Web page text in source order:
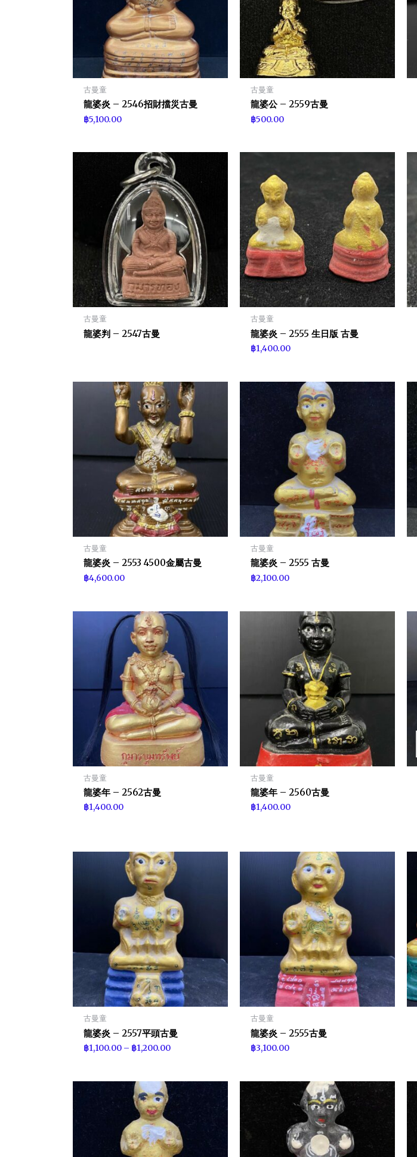
古曼童
龍婆炎 – 2546招財擋災古曼
฿5,100.00
古曼童
龍婆公 – 2559古曼
฿500.00
古曼童
龍婆判 – 2547古曼
古曼童
龍婆炎 – 2555 生日版 古曼
฿1,400.00
古曼童
龍婆炎 – 2553 4500金屬古曼
฿4,600.00
古曼童
龍婆炎 – 2555 古曼
฿2,100.00
古曼童
龍婆年 – 2562古曼
฿1,400.00
古曼童
龍婆年 – 2560古曼
฿1,400.00
古曼童
龍婆炎 – 2557平頭古曼
฿1,100.00 – ฿1,200.00
古曼童
龍婆炎 – 2555古曼
฿3,100.00